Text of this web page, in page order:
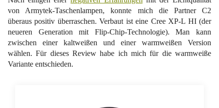
von Armytek-Taschenlampen, konnte mich die Partner C2
überaus positiv überraschen. Verbaut ist eine Cree XP-L HI (der
neueren Generation mit Flip-Chip-Technologie). Man kann
zwischen einer kaltweißen und einer warmweißen Version
wählen. Für dieses Review habe ich mich für die warmweiße
Variante entschieden.